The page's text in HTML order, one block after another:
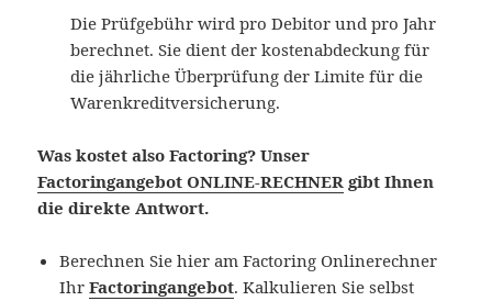
Die Prüfgebühr wird pro Debitor und pro Jahr
berechnet. Sie dient der kostenabdeckung für
die jährliche Überprüfung der Limite für die
Warenkreditversicherung.
Was kostet also Factoring? Unser
Factoringangebot ONLINE-RECHNER gibt Ihnen
die direkte Antwort.
Berechnen Sie hier am Factoring Onlinerechner
IhrFactoringangebot. Kalkulieren Sie selbst